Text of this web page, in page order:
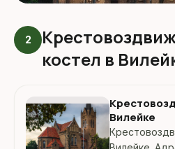
2
костел в
Вилейке